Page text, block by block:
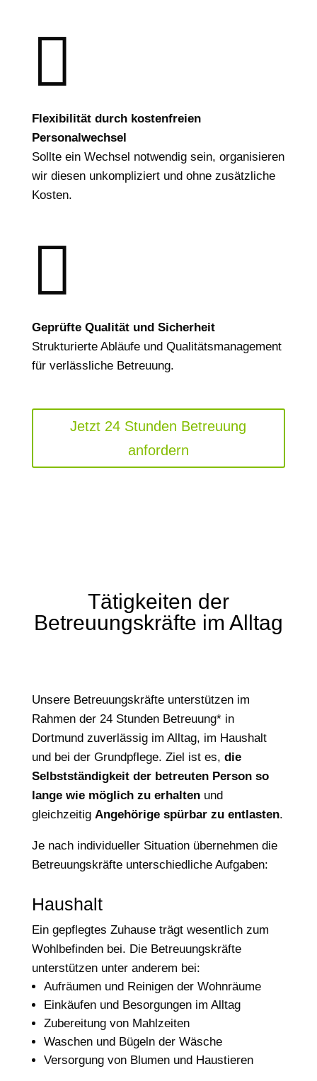

Flexibilität durch kostenfreien
Personalwechsel
Sollte ein Wechsel notwendig sein, organisieren
wir diesen unkompliziert und ohne zusätzliche
Kosten.

Geprüfte Qualität und Sicherheit
Strukturierte Abläufe und Qualitätsmanagement
für verlässliche Betreuung.
Jetzt 24 Stunden Betreuung
anfordern
Tätigkeiten der
Betreuungskräfte im Alltag
Unsere Betreuungskräfte unterstützen im
Rahmen der 24 Stunden Betreuung* in
Dortmund zuverlässig im Alltag, im Haushalt
und bei der Grundpflege. Ziel ist es, die
Selbstständigkeit der betreuten Person so
lange wie möglich zu erhaltenund
gleichzeitig Angehörige spürbar zu entlasten.
Je nach individueller Situation übernehmen die
Betreuungskräfte unterschiedliche Aufgaben:
Haushalt
Ein gepflegtes Zuhause trägt wesentlich zum
Wohlbefinden bei. Die Betreuungskräfte
unterstützen unter anderem bei:
Aufräumen und Reinigen der Wohnräume
Einkäufen und Besorgungen im Alltag
Zubereitung von Mahlzeiten
Waschen und Bügeln der Wäsche
Versorgung von Blumen und Haustieren